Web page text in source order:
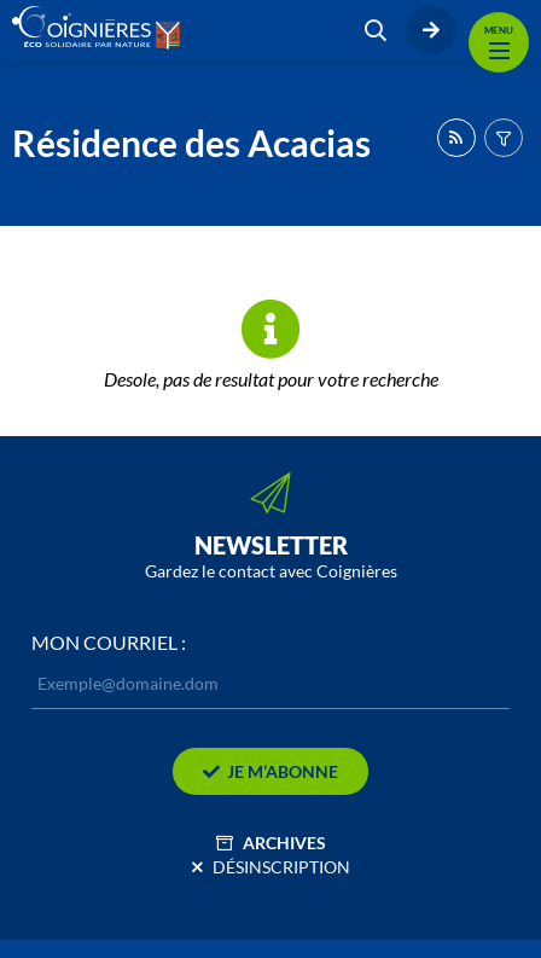
MENU
Résidence des Acacias
Desole, pas de resultat pour votre recherche
NEWSLETTER
Gardez le contact avec Coignières
MON COURRIEL :
JE M’ABONNE
ARCHIVES
DÉSINSCRIPTION